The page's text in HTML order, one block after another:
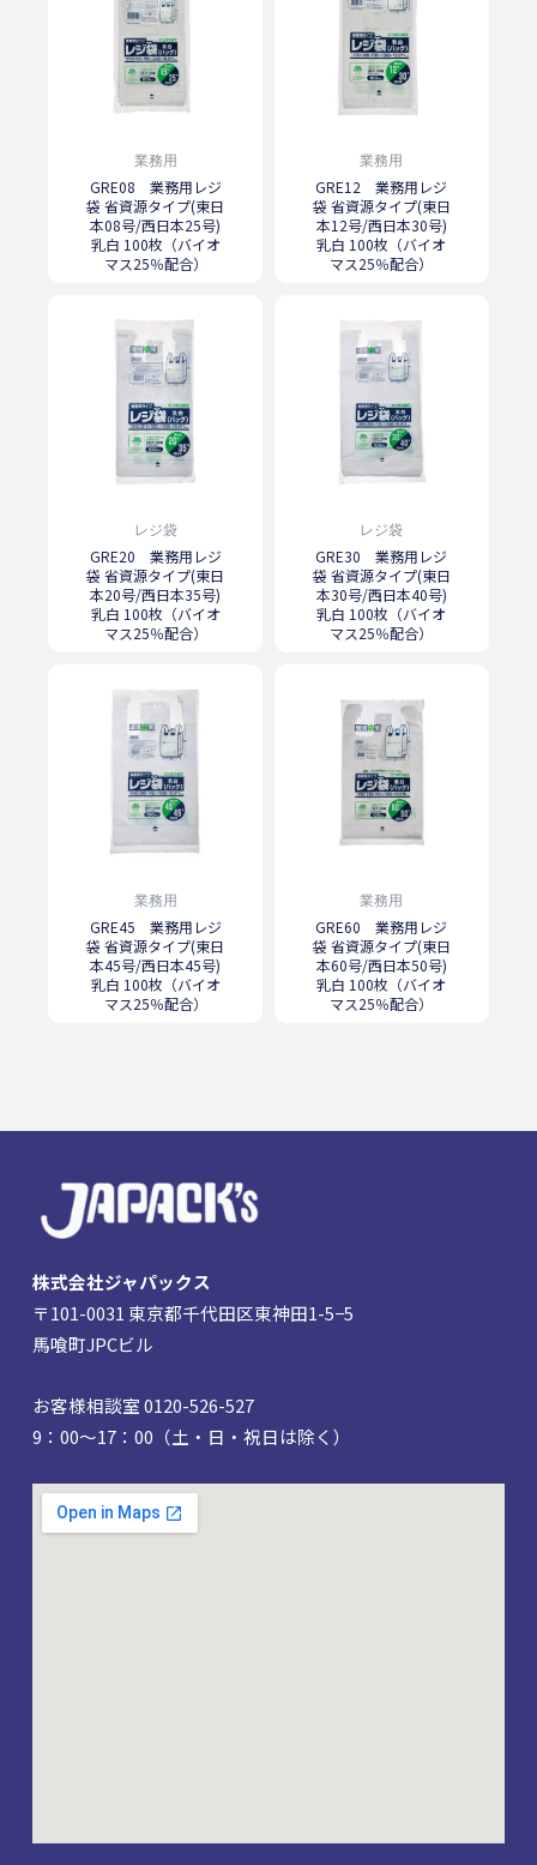
業務用
GRE08 業務用レジ
袋 省資源タイプ(東日
本08号/西日本25号)
乳白 100枚（バイオ
マス25％配合）
業務用
GRE12 業務用レジ
袋 省資源タイプ(東日
本12号/西日本30号)
乳白 100枚（バイオ
マス25％配合）
レジ袋
GRE20 業務用レジ
袋 省資源タイプ(東日
本20号/西日本35号)
乳白 100枚（バイオ
マス25％配合）
レジ袋
GRE30 業務用レジ
袋 省資源タイプ(東日
本30号/西日本40号)
乳白 100枚（バイオ
マス25％配合）
業務用
GRE45 業務用レジ
袋 省資源タイプ(東日
本45号/西日本45号)
乳白 100枚（バイオ
マス25％配合）
業務用
GRE60 業務用レジ
袋 省資源タイプ(東日
本60号/西日本50号)
乳白 100枚（バイオ
マス25％配合）
株式会社ジャパックス
〒101-0031 東京都千代田区東神田1-5−5
馬喰町JPCビル
お客様相談室 0120-526-527
9：00～17：00（土・日・祝日は除く）